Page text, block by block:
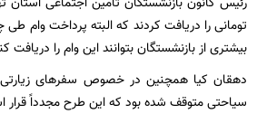
تومانی را دریافت کردند که البته پرداخت وام
بیشتری از بازنشستگان بتوانند این وام را دریافت
دهقان کیا همچنین در خصوص سفرهای زیارتی
سیاحتی متوقف شده بود که این طرح مجدداً